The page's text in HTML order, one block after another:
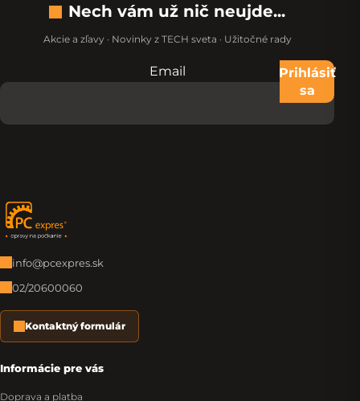
Nech vám už nič neujde...
Akcie a zľavy · Novinky z TECH sveta · Užitočné rady
Nevypĺňajte toto pole:
Email
Prihlásiť
sa
Zápätie
info@pcexpres.sk
02/20600060
Kontaktný formulár
Informácie pre vás
Doprava a platba